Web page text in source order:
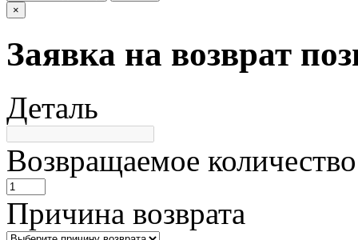
×
Заявка на возврат
Деталь
Возвращаемое количество
Причина возврата